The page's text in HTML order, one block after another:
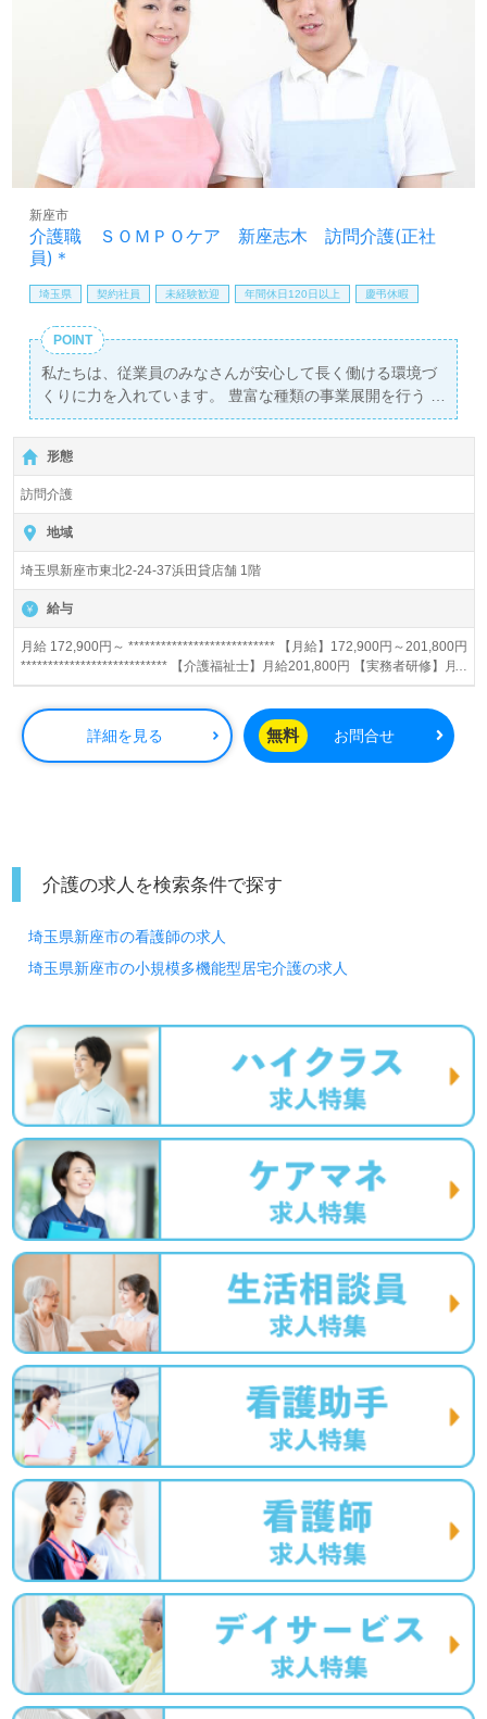
介護職 ＳＯＭＰＯケア 新座志木 訪問介護(正社
員)＊
新座市
埼玉県 契約社員 未経験歓迎 年間休日120日以上 慶弔休暇
POINT
私たちは、従業員のみなさんが安心して長く働ける環境づ
くりに力を入れています。 豊富な種類の事業展開を行う
SOMPOケアなら、ご希望に合った求人が見つかるはずで
す！
形態
訪問介護
地域
埼玉県新座市東北2-24-37浜田貸店舗 1階
給与
月給 172,900円～ *************************** 【月給】172,900円～201,800円
*************************** 【介護福祉士】月給201,800円 【実務者研修】月
給187,400円 【初任者研修】月給172,900円 【賞与】あり（年2回） ※精皆
精皆勤手当…6,000円/月 ■日祝手当…2,000円/回 ◎残業時は別途時間外手当
支給（超過1分～）
詳細を見る 無料 お問合せ
介護の求人を検索条件で探す
埼玉県新座市の看護師の求人
埼玉県新座市の小規模多機能型居宅介護の求人